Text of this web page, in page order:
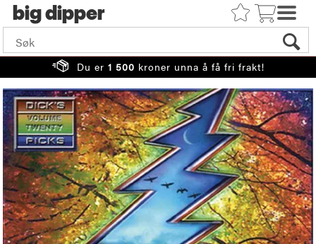
big
Du er 1 500 kroner unna å få fri frakt!